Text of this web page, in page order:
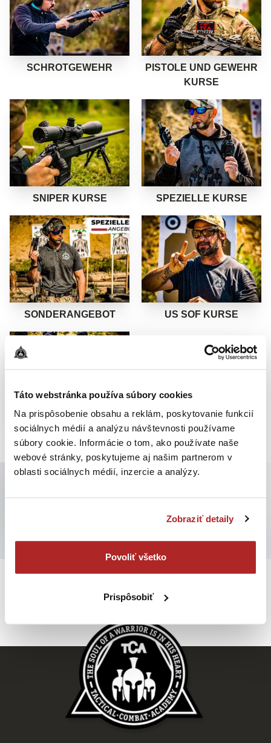
Táto webstránka používa súbory cookies
Na prispôsobenie obsahu a reklám, poskytovanie funkcií
sociálnych médií a analýzu návštevnosti používame
súbory cookie. Informácie o tom, ako používate naše
webové stránky, poskytujeme aj našim partnerom v
oblasti sociálnych médií, inzercie a analýzy.
Zobraziť detaily
Povoliť všetko
Prispôsobiť
ZEIG MEHR
SCHROTGEWEHR
ZEIG MEHR
PISTOLE UND GEWEHR
KURSE
ZEIG MEHR
SNIPER KURSE
ZEIG MEHR
SPEZIELLE KURSE
ZEIG MEHR
SONDERANGEBOT
ZEIG MEHR
US SOF KURSE
TEAMBUILDING
BEGINNEN KANN?
WIE MAN TCA KURSE BEGINNT